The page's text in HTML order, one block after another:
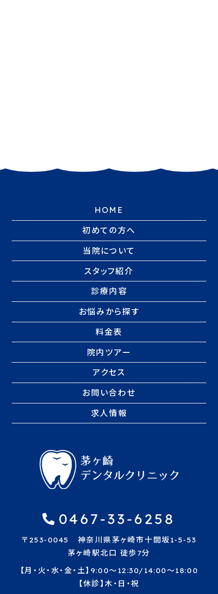
HOME
初めての方へ
当院について
スタッフ紹介
診療内容
お悩みから探す
料金表
院内ツアー
アクセス
お問い合わせ
求人情報
0467-33-6258
〒253-0045 神奈川県茅ヶ崎市十間坂1-5-53
茅ヶ崎駅北口 徒歩7分
【月・火・水・金・土】9:00〜12:30/14:00〜18:00
【休診】木・日・祝